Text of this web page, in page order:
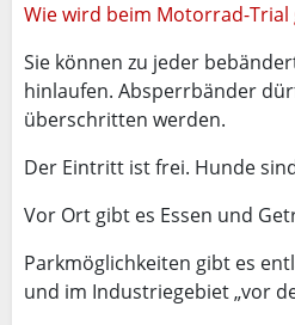
Wie wird beim Motorrad-
Sie können zu jeder
hinlaufen. Absperrbänder
überschritten werden.
Der Eintritt ist frei. Hunde
Vor Ort gibt es Essen und
Parkmöglichkeiten gibt es
und im Industriegebiet „vor